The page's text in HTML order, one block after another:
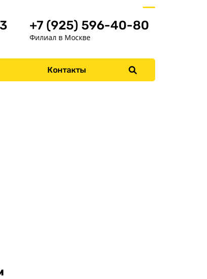
Меню
Главная
+7 (925) 596-40-80
Филиал в Москве
Контакты